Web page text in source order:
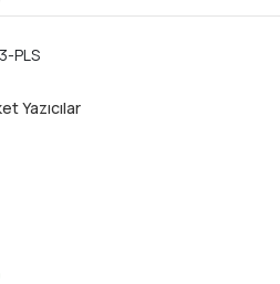
PLS
Yazıcılar